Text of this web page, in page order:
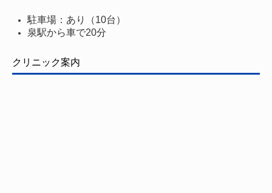
クリニック案内
駐車場：あり（10台）
泉駅から車で20分